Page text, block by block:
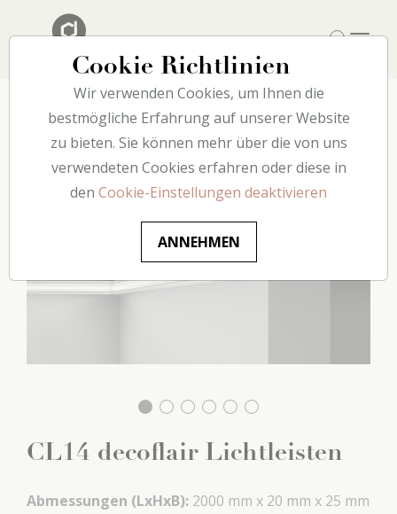
HomeCatalogueLichtCL14 decoflair
CL14 decoflair Lichtleisten
Abmessungen (LxHxB): 2000 mm x 20 mm x 25 mm
Cookie Richtlinien
Wir verwenden Cookies, um Ihnen die
bestmögliche Erfahrung auf unserer Website
zu bieten. Sie können mehr über die von uns
verwendeten Cookies erfahren oder diese in
den Cookie-Einstellungen deaktivieren
ANNEHMEN